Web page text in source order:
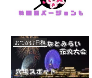
おでかけ日和